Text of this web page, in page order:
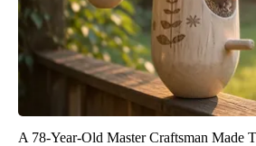
A 78-Year-Old Master Craftsman Made